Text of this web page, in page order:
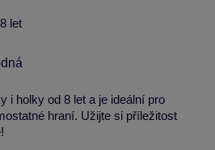
let
i holky od 8 let a je ideální pro
hraní. Užijte si příležitost